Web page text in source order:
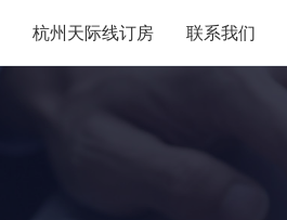
杭州天际线订房 联系我们